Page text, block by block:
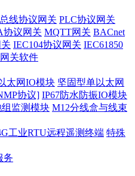
线协议网关 PLC协议网关
协议网关 MQTT网关 BACnet
IEC104协议网关 IEC61850
关软件
太网IO模块 坚固型单以太网
协议] IP67防水防振IO模块
监测模块 M12分线盒与线束
工业RTU远程遥测终端 特殊
务